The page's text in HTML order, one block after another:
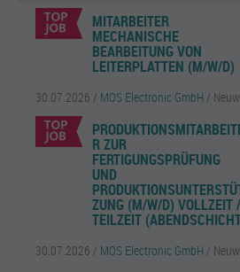
MITARBEITER
MECHANISCHE
BEARBEITUNG VON
LEITERPLATTEN (M/W/D)
30.07.2026 / MOS Electronic GmbH /
R ZUR
FERTIGUNGSPRÜFUNG
UND
ZUNG (M/W/D) VOLLZEIT /
TEILZEIT
30.07.2026 / MOS Electronic GmbH /